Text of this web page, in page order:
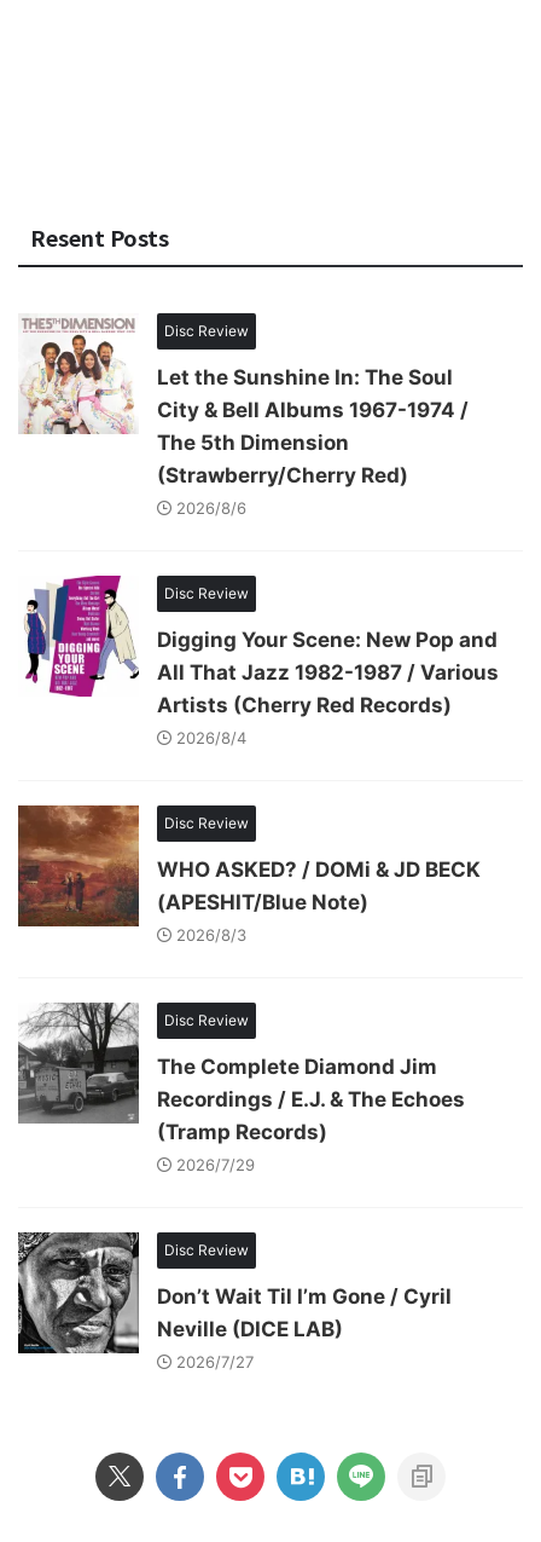
Resent Posts
Disc Review
Let the Sunshine In: The Soul
City & Bell Albums 1967-1974 /
The 5th Dimension
(Strawberry/Cherry Red)
2026/8/6
Disc Review
Digging Your Scene: New Pop and
All That Jazz 1982-1987 / Various
Artists (Cherry Red Records)
2026/8/4
Disc Review
WHO ASKED? / DOMi & JD BECK
(APESHIT/Blue Note)
2026/8/3
Disc Review
The Complete Diamond Jim
Recordings / E.J. & The Echoes
(Tramp Records)
2026/7/29
Disc Review
Don’t Wait Til I’m Gone / Cyril
Neville (DICE LAB)
2026/7/27